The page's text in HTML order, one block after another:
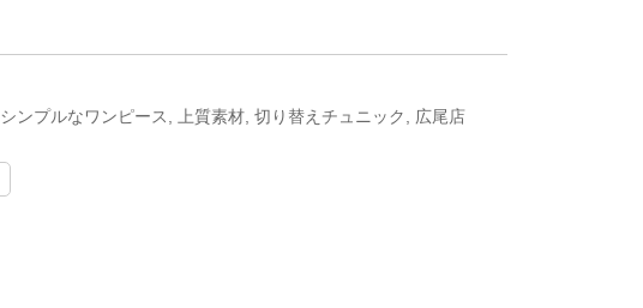
シンプルなワンピース 上質素材, 切り替えチュニック 広尾店